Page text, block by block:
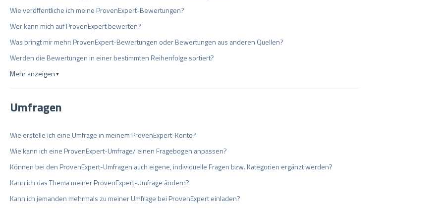
Wie veröffentliche ich meine ProvenExpert-Bewertungen?
Wer kann mich auf ProvenExpert bewerten?
Was bringt mir mehr: ProvenExpert-Bewertungen oder Bewertungen aus anderen Quellen?
Werden die Bewertungen in einer bestimmten Reihenfolge sortiert?
Mehr anzeigen ▼
Umfragen
Wie erstelle ich eine Umfrage in meinem ProvenExpert-Konto?
Wie kann ich eine ProvenExpert-Umfrage/ einen Fragebogen anpassen?
Können bei den ProvenExpert-Umfragen auch eigene, individuelle Fragen bzw. Kategorien ergänzt werden?
Kann ich das Thema meiner ProvenExpert-Umfrage ändern?
Kann ich jemanden mehrmals zu meiner Umfrage bei ProvenExpert einladen?